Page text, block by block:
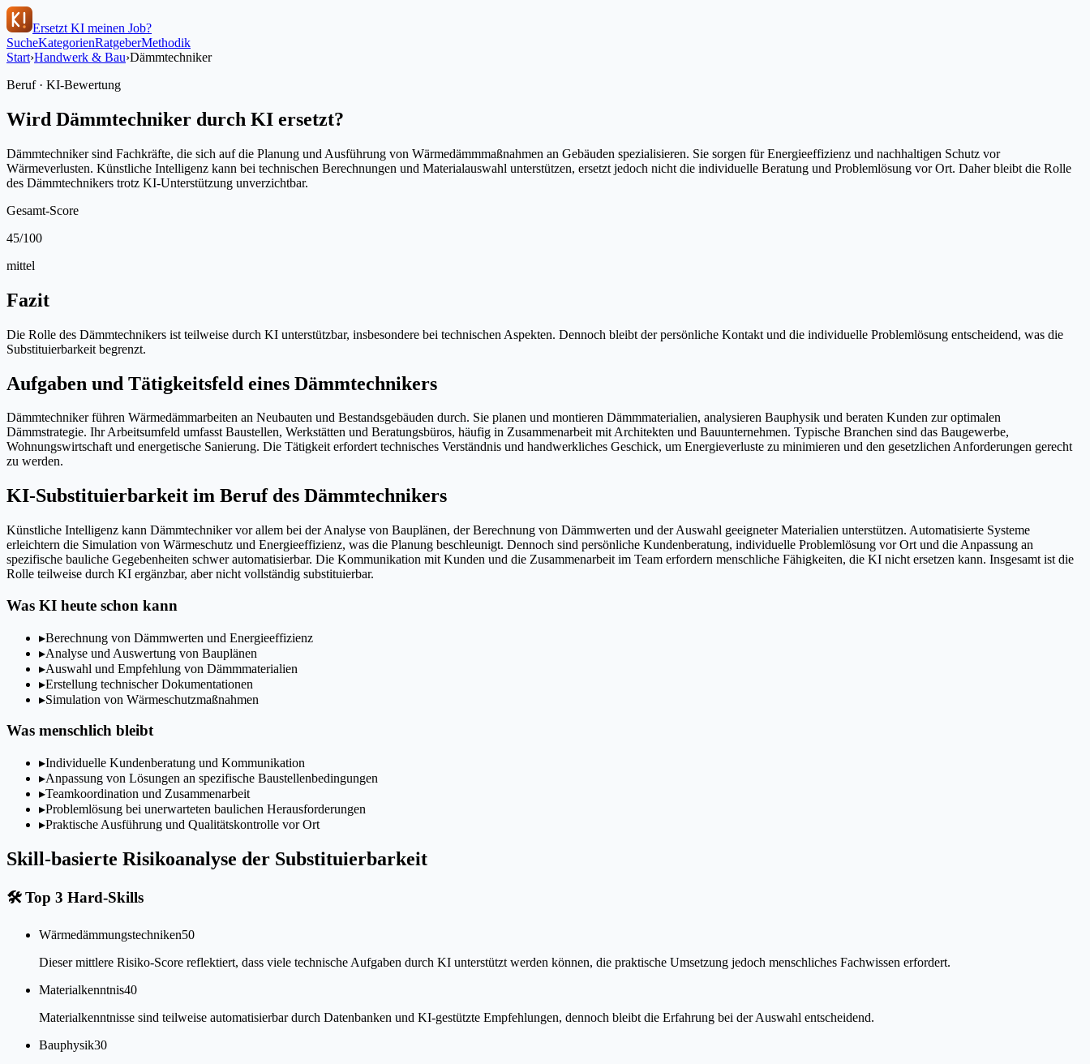
Ersetzt KI meinen Job?
SucheKategorienRatgeberMethodik
Start›Handwerk & Bau›Dämmtechniker
Beruf · KI-Bewertung
Wird Dämmtechniker durch KI ersetzt?
Dämmtechniker sind Fachkräfte, die sich auf die Planung und Ausführung von Wärmedämmmaßnahmen an Gebäuden spezialisieren. Sie sorgen für Energieeffizienz und nachhaltigen Schutz vor
Wärmeverlusten. Künstliche Intelligenz kann bei technischen Berechnungen und Materialauswahl unterstützen, ersetzt jedoch nicht die individuelle Beratung und Problemlösung vor Ort. Daher bleibt die Rolle
des Dämmtechnikers trotz KI-Unterstützung unverzichtbar.
Gesamt-Score
45/100
mittel
Fazit
Die Rolle des Dämmtechnikers ist teilweise durch KI unterstützbar, insbesondere bei technischen Aspekten. Dennoch bleibt der persönliche Kontakt und die individuelle Problemlösung entscheidend, was die
Substituierbarkeit begrenzt.
Aufgaben und Tätigkeitsfeld eines Dämmtechnikers
Dämmtechniker führen Wärmedämmarbeiten an Neubauten und Bestandsgebäuden durch. Sie planen und montieren Dämmmaterialien, analysieren Bauphysik und beraten Kunden zur optimalen
Dämmstrategie. Ihr Arbeitsumfeld umfasst Baustellen, Werkstätten und Beratungsbüros, häufig in Zusammenarbeit mit Architekten und Bauunternehmen. Typische Branchen sind das Baugewerbe,
Wohnungswirtschaft und energetische Sanierung. Die Tätigkeit erfordert technisches Verständnis und handwerkliches Geschick, um Energieverluste zu minimieren und den gesetzlichen Anforderungen gerecht
zu werden.
KI-Substituierbarkeit im Beruf des Dämmtechnikers
Künstliche Intelligenz kann Dämmtechniker vor allem bei der Analyse von Bauplänen, der Berechnung von Dämmwerten und der Auswahl geeigneter Materialien unterstützen. Automatisierte Systeme
erleichtern die Simulation von Wärmeschutz und Energieeffizienz, was die Planung beschleunigt. Dennoch sind persönliche Kundenberatung, individuelle Problemlösung vor Ort und die Anpassung an
spezifische bauliche Gegebenheiten schwer automatisierbar. Die Kommunikation mit Kunden und die Zusammenarbeit im Team erfordern menschliche Fähigkeiten, die KI nicht ersetzen kann. Insgesamt ist die
Rolle teilweise durch KI ergänzbar, aber nicht vollständig substituierbar.
Was KI heute schon kann
▸Berechnung von Dämmwerten und Energieeffizienz
▸Analyse und Auswertung von Bauplänen
▸Auswahl und Empfehlung von Dämmmaterialien
▸Erstellung technischer Dokumentationen
▸Simulation von Wärmeschutzmaßnahmen
Was menschlich bleibt
▸Individuelle Kundenberatung und Kommunikation
▸Anpassung von Lösungen an spezifische Baustellenbedingungen
▸Teamkoordination und Zusammenarbeit
▸Problemlösung bei unerwarteten baulichen Herausforderungen
▸Praktische Ausführung und Qualitätskontrolle vor Ort
Skill-basierte Risikoanalyse der Substituierbarkeit
🛠Top 3 Hard-Skills
Wärmedämmungstechniken50
Dieser mittlere Risiko-Score reflektiert, dass viele technische Aufgaben durch KI unterstützt werden können, die praktische Umsetzung jedoch menschliches Fachwissen erfordert.
Materialkenntnis40
Materialkenntnisse sind teilweise automatisierbar durch Datenbanken und KI-gestützte Empfehlungen, dennoch bleibt die Erfahrung bei der Auswahl entscheidend.
Bauphysik30